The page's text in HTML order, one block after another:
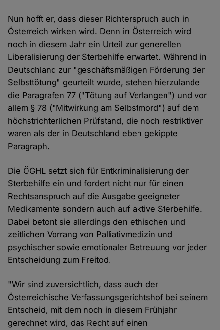
Nun hofft er, dass dieser Richterspruch auch in
Österreich wirken wird. Denn in Österreich wird
noch in diesem Jahr ein Urteil zur generellen
Liberalisierung der Sterbehilfe erwartet. Während in
Deutschland zur "geschäftsmäßigen Förderung der
Selbsttötung" geurteilt wurde, stehen hierzulande
die Paragrafen 77 ("Tötung auf Verlangen") und vor
allem § 78 ("Mitwirkung am Selbstmord") auf dem
höchstrichterlichen Prüfstand, die noch restriktiver
waren als der in Deutschland eben gekippte
Paragraph.
Die ÖGHL setzt sich für Entkriminalisierung der
Sterbehilfe ein und fordert nicht nur für einen
Rechtsanspruch auf die Ausgabe geeigneter
Medikamente sondern auch auf aktive Sterbehilfe.
Dabei betont sie allerdings den ethischen und
zeitlichen Vorrang von Palliativmedizin und
psychischer sowie emotionaler Betreuung vor jeder
Entscheidung zum Freitod.
"Wir sind zuversichtlich, dass auch der
Österreichische Verfassungsgerichtshof bei seinem
Entscheid, mit dem noch in diesem Frühjahr
gerechnet wird, das Recht auf einen